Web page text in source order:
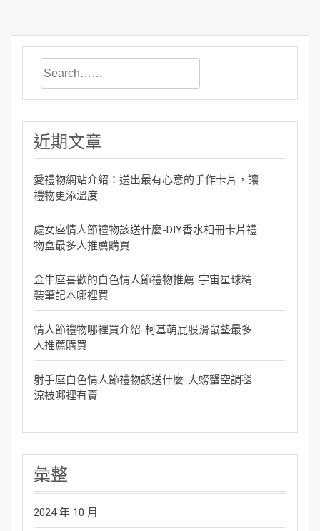
近期文章
愛禮物網站介紹：送出最有心意的手作卡片，讓
禮物更添溫度
處女座情人節禮物該送什麼-DIY香水相冊卡片禮
物盒最多人推薦購買
金牛座喜歡的白色情人節禮物推薦-宇宙星球精
裝筆記本哪裡買
情人節禮物哪裡買介紹-柯基萌屁股滑鼠墊最多
人推薦購買
射手座白色情人節禮物該送什麼-大螃蟹空調毯
涼被哪裡有賣
彙整
2024 年 10 月